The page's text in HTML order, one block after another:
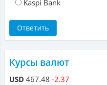
Kaspi Bank
Курсы валют
USD 467.48 -2.37